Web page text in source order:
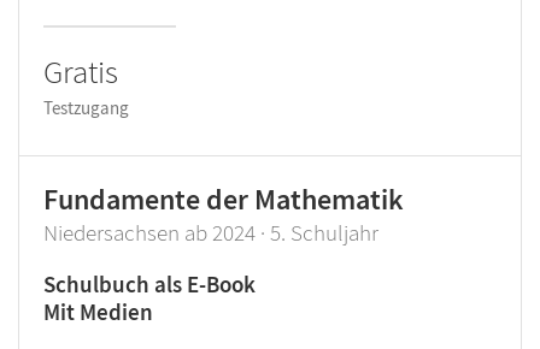
Gratis
Testzugang
Fundamente der Mathematik
Niedersachsen ab 2024 · 5. Schuljahr
Schulbuch als E-Book
Mit Medien